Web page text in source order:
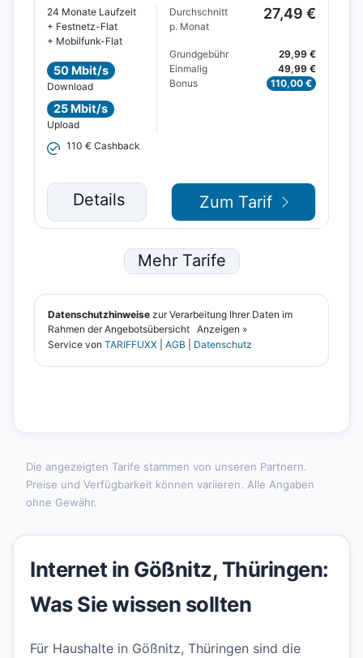
Die angezeigten Tarife stammen von unseren Partnern.
Preise und Verfügbarkeit können variieren. Alle Angaben
ohne Gewähr.
Internet in Gößnitz, Thüringen:
Was Sie wissen sollten
Für Haushalte in Gößnitz, Thüringen sind die